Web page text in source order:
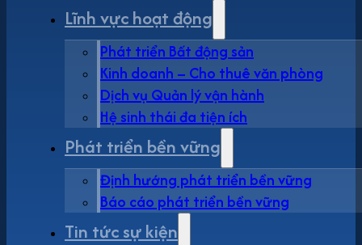
Lĩnh vực hoạt động
Phát triển Bất động sản
Kinh doanh – Cho thuê văn phòng
Dịch vụ Quản lý vận hành
Hệ sinh thái đa tiện ích
Phát triển bền vững
Định hướng phát triển bền vững
Báo cáo phát triển bền vững
Tin tức sự kiện